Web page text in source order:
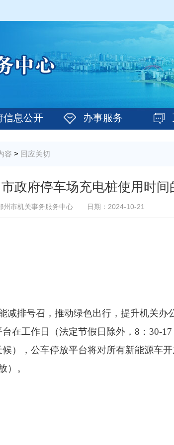
信息公开 办事服务
容 > 回应关切
市政府停车场充电桩使用时间
州市机关事务服务中心 日期：2024-10-21
排号召，推动绿色出行，提升机关办
在工作日（法定节假日除外，8：30-17
），公车停放平台将对所有新能源车
）。